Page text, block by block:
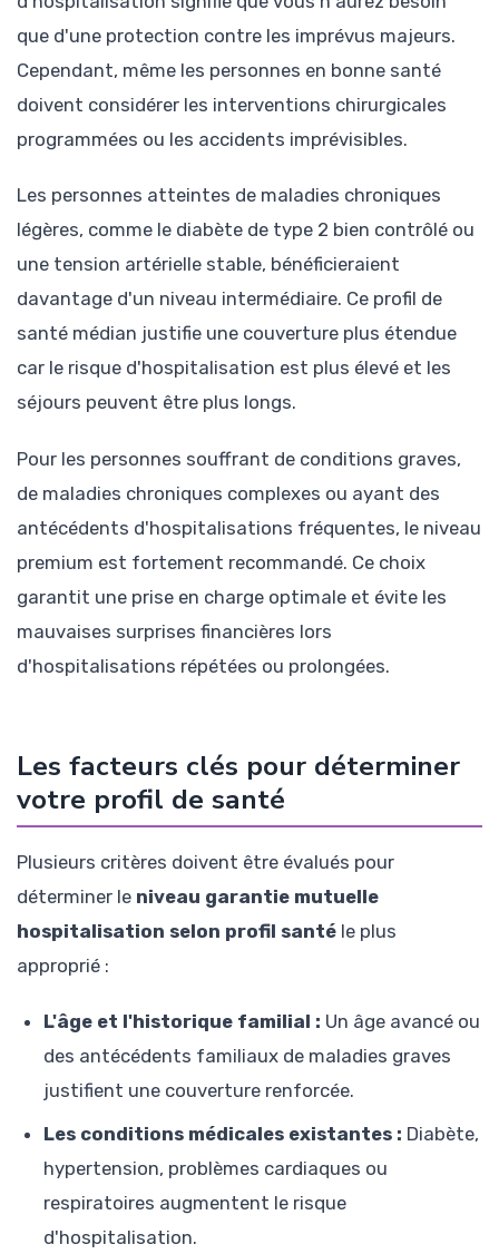
que d'une protection contre les imprévus majeurs.
Cependant, même les personnes en bonne santé
doivent considérer les interventions chirurgicales
programmées ou les accidents imprévisibles.
Les personnes atteintes de maladies chroniques
légères, comme le diabète de type 2 bien contrôlé ou
une tension artérielle stable, bénéficieraient
davantage d'un niveau intermédiaire. Ce profil de
santé médian justifie une couverture plus étendue
car le risque d'hospitalisation est plus élevé et les
séjours peuvent être plus longs.
Pour les personnes souffrant de conditions graves,
de maladies chroniques complexes ou ayant des
antécédents d'hospitalisations fréquentes, le niveau
premium est fortement recommandé. Ce choix
garantit une prise en charge optimale et évite les
mauvaises surprises financières lors
d'hospitalisations répétées ou prolongées.
Les facteurs clés pour déterminer
votre profil de santé
Plusieurs critères doivent être évalués pour
déterminer le niveau garantie mutuelle
hospitalisation selon profil santé le plus
approprié :
L'âge et l'historique familial : Un âge avancé ou
des antécédents familiaux de maladies graves
justifient une couverture renforcée.
Les conditions médicales existantes : Diabète,
hypertension, problèmes cardiaques ou
respiratoires augmentent le risque
d'hospitalisation.